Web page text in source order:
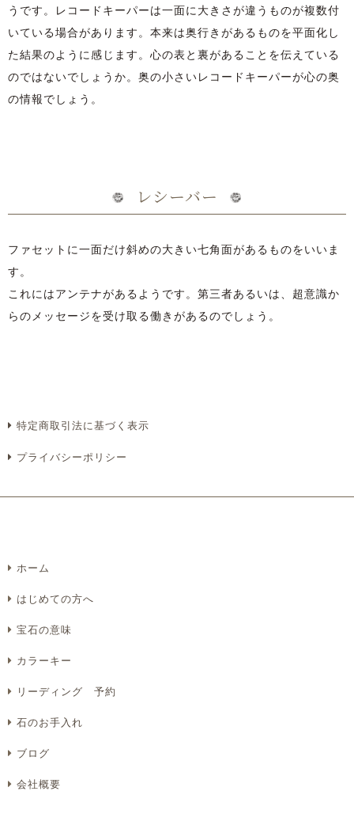
うです。レコードキーパーは一面に大きさが違うものが複数付
いている場合があります。本来は奥行きがあるものを平面化し
た結果のように感じます。心の表と裏があることを伝えている
のではないでしょうか。奥の小さいレコードキーパーが心の奥
の情報でしょう。
レシーバー
ファセットに一面だけ斜めの大きい七角面があるものをいいま
す。
これにはアンテナがあるようです。第三者あるいは、超意識か
らのメッセージを受け取る働きがあるのでしょう。
特定商取引法に基づく表示
プライバシーポリシー
ホーム
はじめての方へ
宝石の意味
カラーキー
リーディング 予約
石のお手入れ
ブログ
会社概要